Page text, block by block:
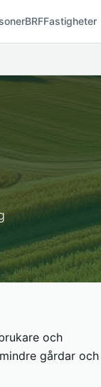
BRFFastigheter
och
gårdar och